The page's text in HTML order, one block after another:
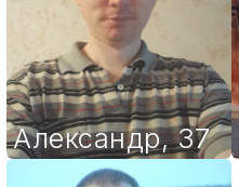
Александр,37